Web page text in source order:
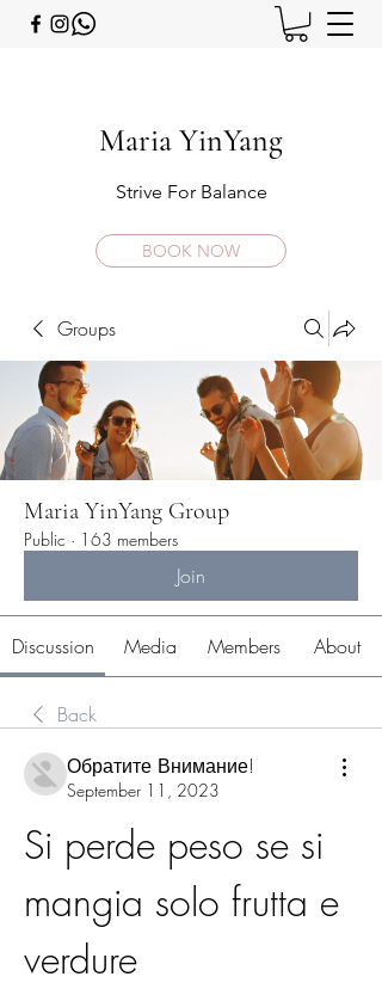
Maria YinYang
Strive For Balance
BOOK NOW
Groups
Maria YinYang Group
Public · 163 members
Join
Discussion Media Members About
Back
Обратите Внимание!
September 11, 2023
Si perde peso se si
mangia solo frutta e
verdure